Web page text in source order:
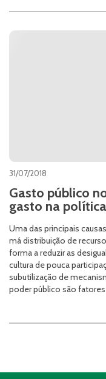
31/07/2018
Gasto público
gasto na
Uma das principais
má distribuição de
forma a reduzir as
cultura de pouca
subutilização de
poder público são